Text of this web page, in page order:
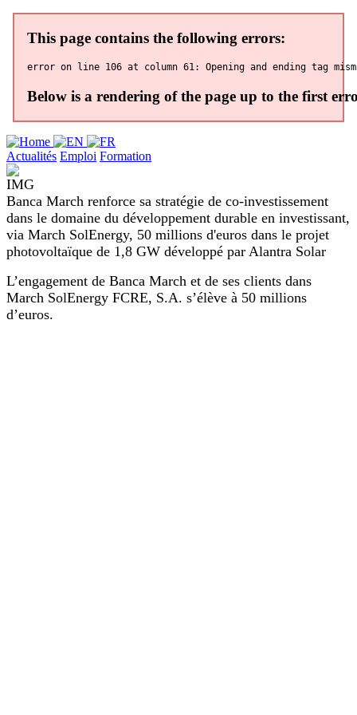
Actualités Emploi Formation
Banca March renforce sa stratégie de co-investissement
dans le domaine du développement durable en investissant,
via March SolEnergy, 50 millions d'euros dans le projet
photovoltaïque de 1,8 GW développé par Alantra Solar
L’engagement de Banca March et de ses clients dans
March SolEnergy FCRE, S.A. s’élève à 50 millions
d’euros.